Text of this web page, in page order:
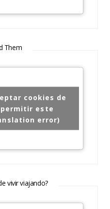
Them
cookies de
este
error)
vivir viajando?